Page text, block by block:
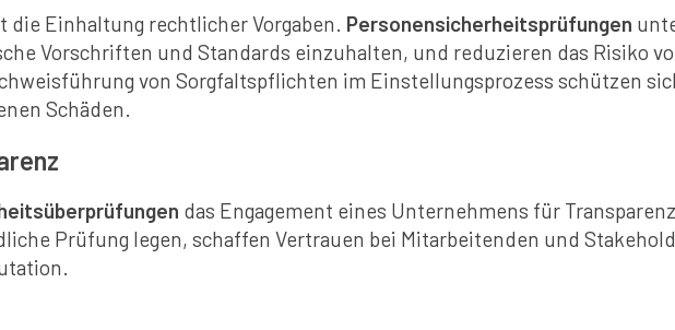
Einhaltung rechtlicher Vorgaben. Personensicherheitsprüfungen
Vorschriften und Standards einzuhalten, und reduzieren das Risiko
von Sorgfaltspflichten im Einstellungsprozess schützen
Schäden.
das Engagement eines Unternehmens für
Prüfung legen, schaffen Vertrauen bei Mitarbeitenden und